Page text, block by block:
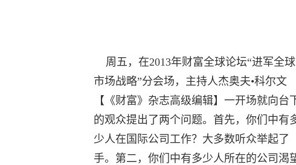
周五，在2013年财富全球论坛“进军全球
市场战略”分会场，主持人杰奥夫•科尔文
【《财富》杂志高级编辑】一开场就向台
的观众提出了两个问题。首先，你们中有
少人在国际公司工作？大多数听众举起了
手。第二，你们中有多少人所在的公司渴